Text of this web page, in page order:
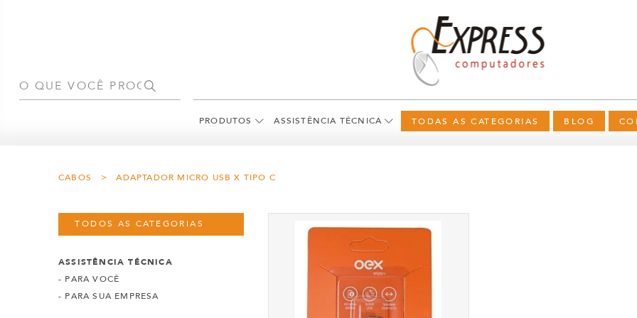
PRODUTOS ASSISTÊNCIA TÉCNICA TODAS AS CATEGORIAS BLOG
CABOS > ADAPTADOR MICRO USB X TIPO C
TODOS AS CATEGORIAS
ASSISTÊNCIA TÉCNICA
- PARA VOCÊ
- PARA SUA EMPRESA